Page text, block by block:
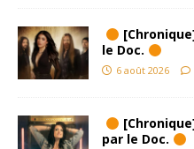
le Doc.
6 août 2026
par le Doc.